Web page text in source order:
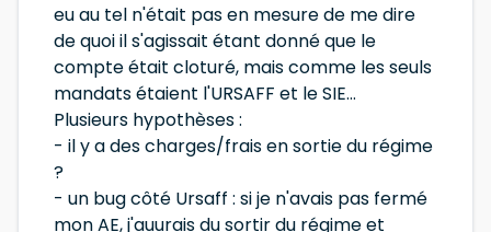
eu au tel n'était pas en mesure de me dire
de quoi il s'agissait étant donné que le
compte était cloturé, mais comme les seuls
mandats étaient l'URSAFF et le SIE...
Plusieurs hypothèses :
- il y a des charges/frais en sortie du régime
?
- un bug côté Ursaff : si je n'avais pas fermé
mon AE, j'auurais du sortir du régime et